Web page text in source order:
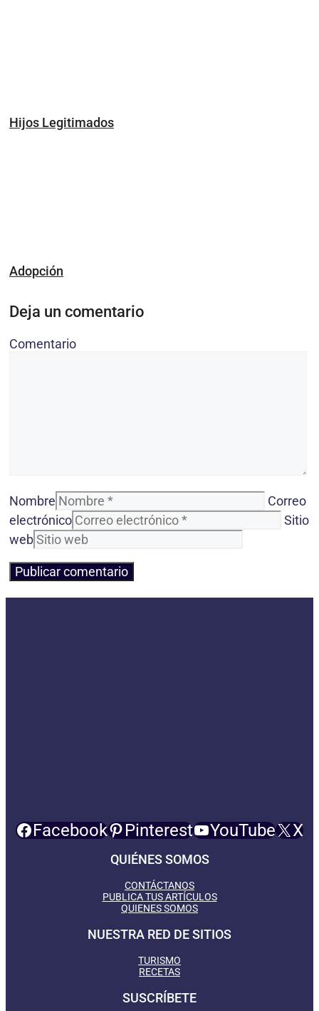
Hijos Legitimados
Adopción
Deja un comentario
Comentario
Nombre
Correo
electrónico
Sitio
web
Facebook Pinterest YouTube X
QUIÉNES SOMOS
CONTÁCTANOS
PUBLICA TUS ARTÍCULOS
QUIENES SOMOS
NUESTRA RED DE SITIOS
TURISMO
RECETAS
SUSCRÍBETE